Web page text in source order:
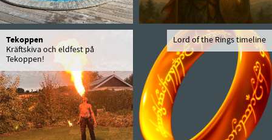
Tekoppen
Kräftskiva och eldfest på
Tekoppen!
Lord of the Rings timeline